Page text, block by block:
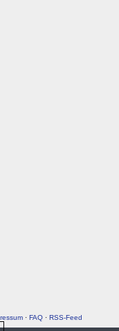
· FAQ· RSS-Feed